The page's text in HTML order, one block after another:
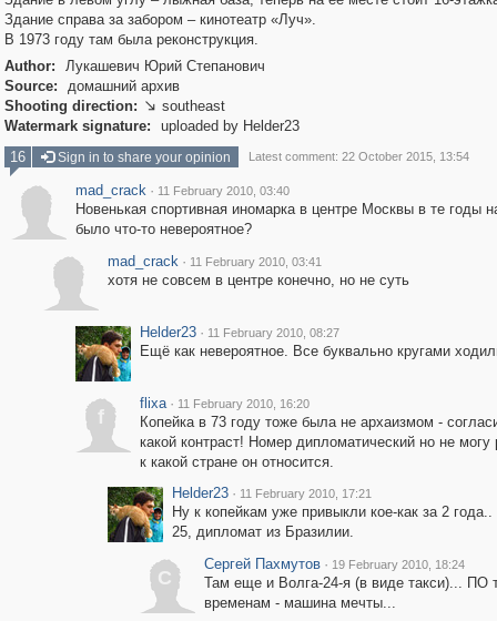
Здание справа за забором – кинотеатр «Луч».
В 1973 году там была реконструкция.
Author:
Лукашевич Юрий Степанович
Source:
домашний архив
Shooting direction:  southeast
Watermark signature:
uploaded by Helder23
16
Sign in to share your opinion Latest comment: 22 October 2015, 13:54
mad_crack · 11 February 2010, 03:40
Новенькая спортивная иномарка в центре Москвы в те годы
было что-то невероятное?
mad_crack · 11 February 2010, 03:41
хотя не совсем в центре конечно, но не суть
Helder23 · 11 February 2010, 08:27
Ещё как невероятное. Все буквально кругами
f
flixa · 11 February 2010, 16:20
Копейка в 73 году тоже была не архаизмом -
какой контраст! Номер дипломатический но не могу
к какой стране он относится.
Helder23 · 11 February 2010, 17:21
Ну к копейкам уже привыкли кое-как за 2
25, дипломат из Бразилии.
С
Сергей Пахмутов · 19 February 2010, 18:24
Там еще и Волга-24-я (в виде такси)... ПО
временам - машина мечты...